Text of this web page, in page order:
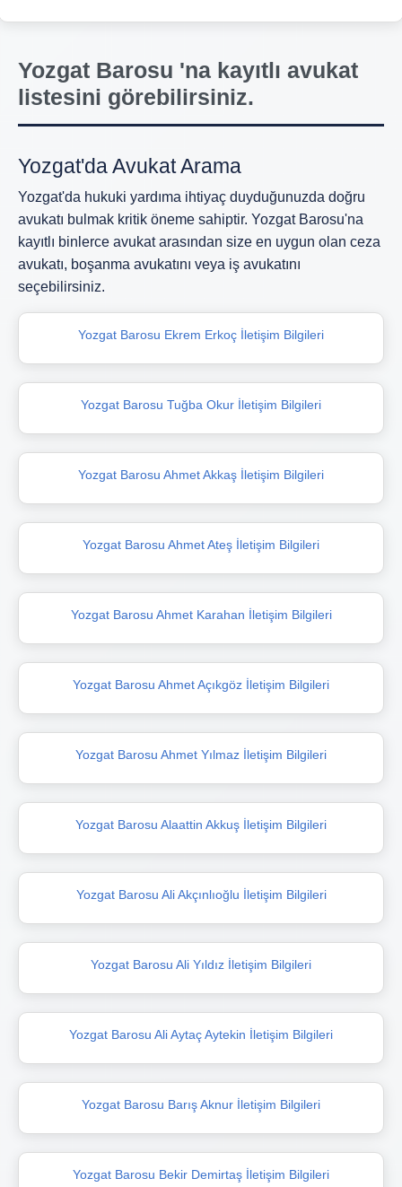
Yozgat Barosu 'na kayıtlı avukat
listesini görebilirsiniz.
Yozgat'da Avukat Arama
Yozgat'da hukuki yardıma ihtiyaç duyduğunuzda doğru
avukatı bulmak kritik öneme sahiptir. Yozgat Barosu'na
kayıtlı binlerce avukat arasından size en uygun olan ceza
avukatı, boşanma avukatını veya iş avukatını
seçebilirsiniz.
Yozgat Barosu Ekrem Erkoç İletişim Bilgileri
Yozgat Barosu Tuğba Okur İletişim Bilgileri
Yozgat Barosu Ahmet Akkaş İletişim Bilgileri
Yozgat Barosu Ahmet Ateş İletişim Bilgileri
Yozgat Barosu Ahmet Karahan İletişim Bilgileri
Yozgat Barosu Ahmet Açıkgöz İletişim Bilgileri
Yozgat Barosu Ahmet Yılmaz İletişim Bilgileri
Yozgat Barosu Alaattin Akkuş İletişim Bilgileri
Yozgat Barosu Ali Akçınlıoğlu İletişim Bilgileri
Yozgat Barosu Ali Yıldız İletişim Bilgileri
Yozgat Barosu Ali Aytaç Aytekin İletişim Bilgileri
Yozgat Barosu Barış Aknur İletişim Bilgileri
Yozgat Barosu Bekir Demirtaş İletişim Bilgileri